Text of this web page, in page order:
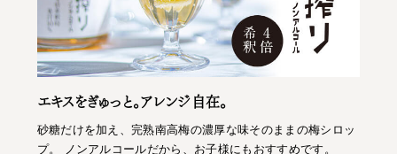
エキスをぎゅっと。アレンジ自在。
砂糖だけを加え、完熟南高梅の濃厚な味そのままの梅シロッ
プ。 ノンアルコールだから、お子様にもおすすめです。